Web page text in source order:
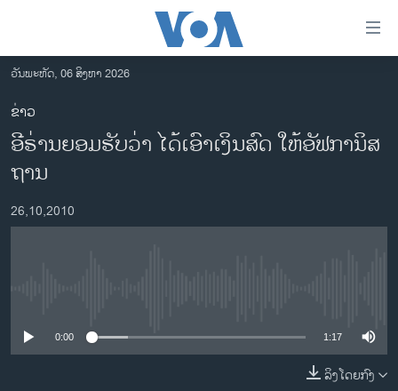
ເຂົ້າ
ຫາ
ຂ້າມ
ຂ້າມ
ຂ້າມ
ໄປ
ຫາ
ຊອກ
ລາວ
ອາເມຣິກາ
ການເລືອກຕັ້ງ ປະທານາທີບໍດີ ສະຫະລັດ 2024
ຂ່າວ​ຈີນ
ຊີວິດຊາວລາວ
ວັນພະຫັດ, 06 ສິງຫາ 2026
ຂ່າວ
ອີຣ່ານຍອມຮັບວ່າ ໄດ້ເອົາເງິນສົດ ໃຫ້ອັຟການິສ
ຖານ
26,10,2010
0:00 1:17
ລິງໂດຍກົງ